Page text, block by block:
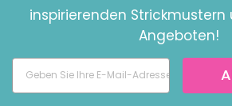
inspirierenden Strickmustern
Angeboten!